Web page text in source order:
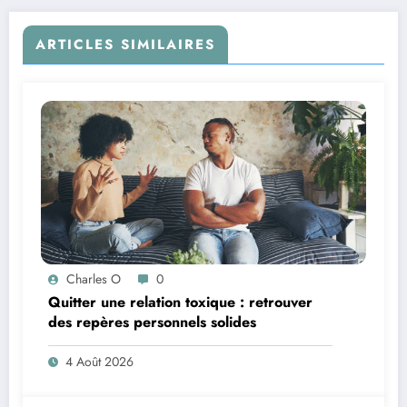
ARTICLES SIMILAIRES
Charles O 0
Quitter une relation toxique : retrouver
des repères personnels solides
4 Août 2026